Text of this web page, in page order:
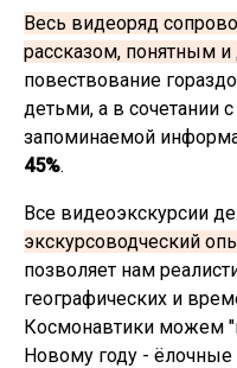
Весь видеоряд
рассказом, понятным
повествование
детьми, а в сочетании
запоминаемой
45%.
Все видеоэкскурсии
экскурсоводческий
позволяет нам
географических и
Космонавтики можем
Новому году -